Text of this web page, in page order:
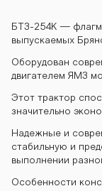
БТЗ-254К —
выпускаемых
Оборудован
двигателем ЯМЗ
Этот трактор
значительно
Надежные и
стабильную и
выполнении
Особенности